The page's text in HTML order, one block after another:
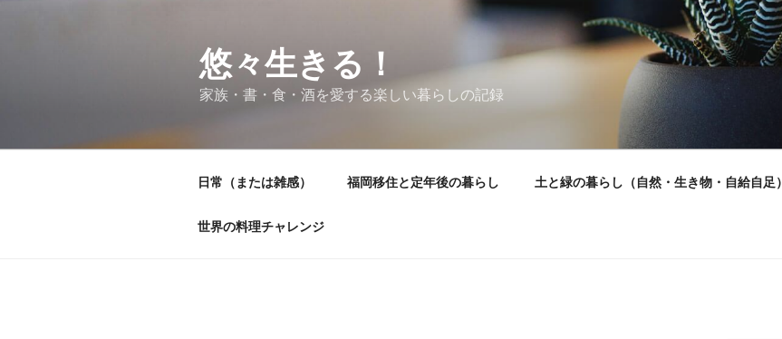
悠々生きる！
家族・書・食・酒を愛する楽しい暮らしの記録
日常（または雑感） 福岡移住と定年後の暮らし 土と緑の暮らし（自然・生き物・自給自足）
世界の料理チャレンジ